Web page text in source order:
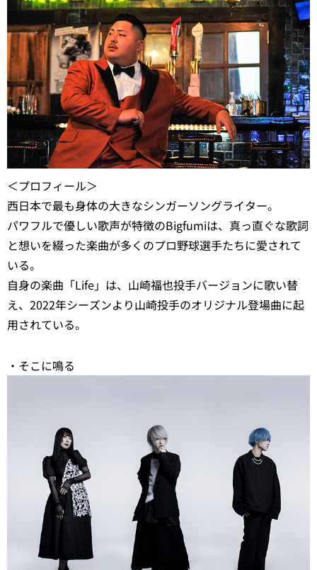
＜プロフィール＞
西日本で最も身体の大きなシンガーソングライター。
パワフルで優しい歌声が特徴のBigfumiは、真っ直ぐな歌詞
と想いを綴った楽曲が多くのプロ野球選手たちに愛されて
いる。
自身の楽曲「Life」は、山崎福也投手バージョンに歌い替
え、2022年シーズンより山崎投手のオリジナル登場曲に起
用されている。
・そこに鳴る